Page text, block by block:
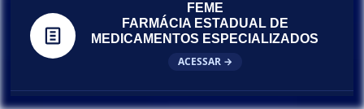
FEME
FARMÁCIA ESTADUAL DE
MEDICAMENTOS ESPECIALIZADOS
ACESSAR →